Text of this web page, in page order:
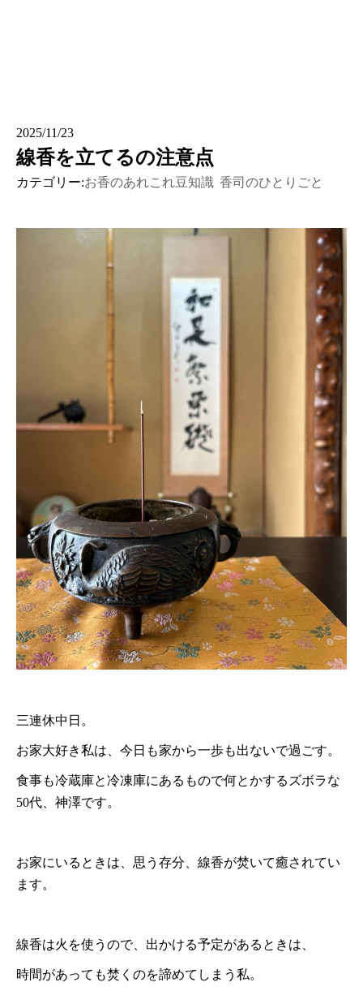
2025/11/23
線香を立てるの注意点
カテゴリー:お香のあれこれ豆知識 香司のひとりごと
三連休中日。
お家大好き私は、今日も家から一歩も出ないで過ごす。
食事も冷蔵庫と冷凍庫にあるもので何とかするズボラな
50代、神澤です。
お家にいるときは、思う存分、線香が焚いて癒されてい
ます。
線香は火を使うので、出かける予定があるときは、
時間があっても焚くのを諦めてしまう私。